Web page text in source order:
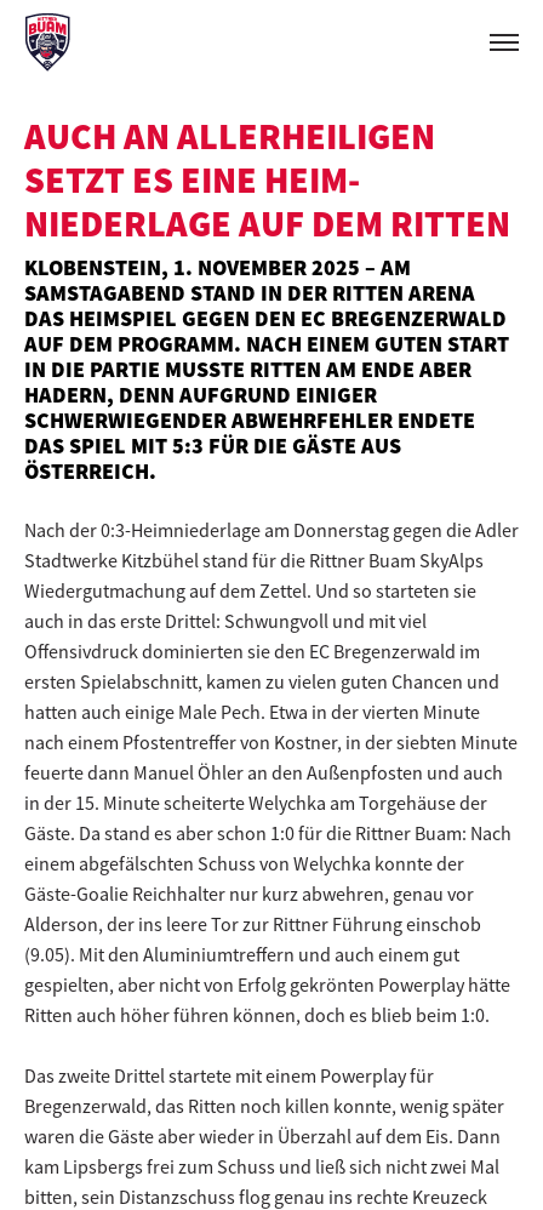
AUCH AN ALLERHEILIGEN
SETZT ES EINE HEIM-
NIEDERLAGE AUF DEM RITTEN
KLOBENSTEIN, 1. NOVEMBER 2025 – AM
SAMSTAGABEND STAND IN DER RITTEN ARENA
DAS HEIMSPIEL GEGEN DEN EC BREGENZERWALD
AUF DEM PROGRAMM. NACH EINEM GUTEN START
IN DIE PARTIE MUSSTE RITTEN AM ENDE ABER
HADERN, DENN AUFGRUND EINIGER
SCHWERWIEGENDER ABWEHRFEHLER ENDETE
DAS SPIEL MIT 5:3 FÜR DIE GÄSTE AUS
ÖSTERREICH.
Nach der 0:3-Heimniederlage am Donnerstag gegen die Adler
Stadtwerke Kitzbühel stand für die Rittner Buam SkyAlps
Wiedergutmachung auf dem Zettel. Und so starteten sie
auch in das erste Drittel: Schwungvoll und mit viel
Offensivdruck dominierten sie den EC Bregenzerwald im
ersten Spielabschnitt, kamen zu vielen guten Chancen und
hatten auch einige Male Pech. Etwa in der vierten Minute
nach einem Pfostentreffer von Kostner, in der siebten Minute
feuerte dann Manuel Öhler an den Außenpfosten und auch
in der 15. Minute scheiterte Welychka am Torgehäuse der
Gäste. Da stand es aber schon 1:0 für die Rittner Buam: Nach
einem abgefälschten Schuss von Welychka konnte der
Gäste-Goalie Reichhalter nur kurz abwehren, genau vor
Alderson, der ins leere Tor zur Rittner Führung einschob
(9.05). Mit den Aluminiumtreffern und auch einem gut
gespielten, aber nicht von Erfolg gekrönten Powerplay hätte
Ritten auch höher führen können, doch es blieb beim 1:0.
Das zweite Drittel startete mit einem Powerplay für
Bregenzerwald, das Ritten noch killen konnte, wenig später
waren die Gäste aber wieder in Überzahl auf dem Eis. Dann
kam Lipsbergs frei zum Schuss und ließ sich nicht zwei Mal
bitten, sein Distanzschuss flog genau ins rechte Kreuzeck